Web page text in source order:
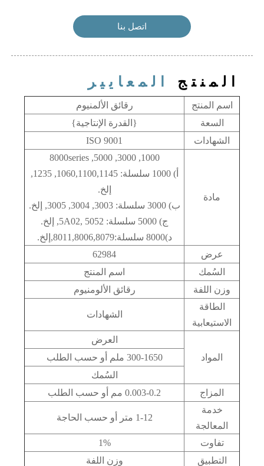
اتصل بنا
المنتج المعايير
اسم المنتج
رقائق الألمنيوم
السعة
{القدرة الإنتاجية}
الشهادات
ISO 9001
مادة
1000, 3000, 5000, 8000series
أ) 1000 سلسلة: 1060,1100,1145, 1235,
إلخ.
ب) 3000 سلسلة: 3003, 3004, 3005, إلخ.
ج) 5000 سلسلة: 5A02, 5052, إلخ.
د)8000 سلسلة:8011,8006,8079,إلخ.
عرض
62984
السُمك
اسم المنتج
وزن اللفة
رقائق الألومنيوم
الطاقة
الاستيعابية
الشهادات
المواد
العرض
300-1650 ملم أو حسب الطلب
السُمك
المزاج
0.003-0.2 مم أو حسب الطلب
خدمة
المعالجة
1-12 متر أو حسب الحاجة
تفاوت
1%
التطبيق
وزن اللفة